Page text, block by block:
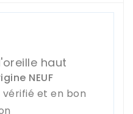
haut
NEUF
et en bon